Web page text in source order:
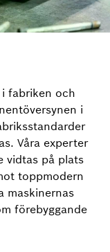
fabriken och
i
Våra experter
vidtas på plats
toppmodern
maskinernas
förebyggande